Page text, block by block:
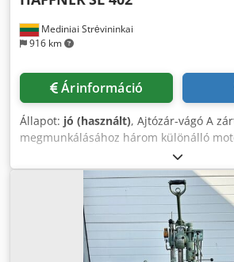
Mediniai Strėvininkai
916 km
Árinformáció
Állapot: jó (használt), Ajtózár-vágó A
megmunkálásához három különálló
rendelkezésre Vízszintesen és
különböző zárrendszerekhez Hívjon
Németül és oroszul tudunk beszélni
küldhet üzenetet Cjdjurf Nxepfx Apisha